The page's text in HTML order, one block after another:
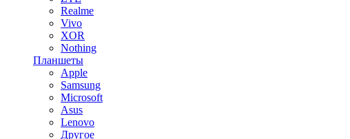
Realme
Vivo
XOR
Nothing
Планшеты
Apple
Samsung
Microsoft
Asus
Lenovo
Другое